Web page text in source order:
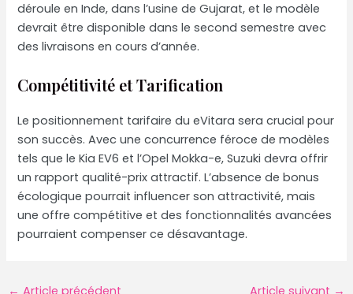
déroule en Inde, dans l’usine de Gujarat, et le modèle
devrait être disponible dans le second semestre avec
des livraisons en cours d’année.
Compétitivité et Tarification
Le positionnement tarifaire du eVitara sera crucial pour
son succès. Avec une concurrence féroce de modèles
tels que le Kia EV6 et l’Opel Mokka-e, Suzuki devra offrir
un rapport qualité-prix attractif. L’absence de bonus
écologique pourrait influencer son attractivité, mais
une offre compétitive et des fonctionnalités avancées
pourraient compenser ce désavantage.
Navigation